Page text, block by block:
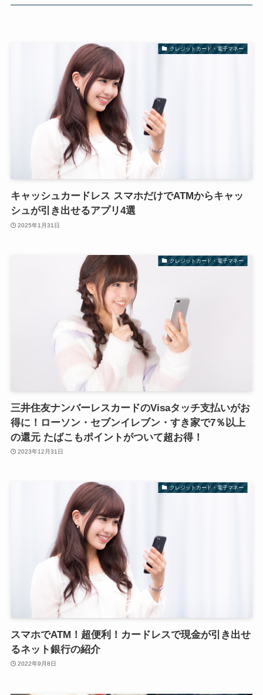
クレジットカード・電子マネー
キャッシュカードレス スマホだけでATMからキャッ
シュが引き出せるアプリ4選
2025年1月31日
クレジットカード・電子マネー
三井住友ナンバーレスカードのVisaタッチ支払いがお
得に！ローソン・セブンイレブン・すき家で7％以上
の還元 たばこもポイントがついて超お得！
2023年12月31日
クレジットカード・電子マネー
スマホでATM！超便利！カードレスで現金が引き出せ
るネット銀行の紹介
2022年9月8日